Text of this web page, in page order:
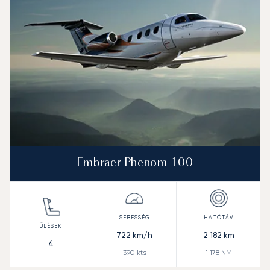
Embraer Phenom 100
4
722 km/h
390 kts
2 182 km
1 178NM